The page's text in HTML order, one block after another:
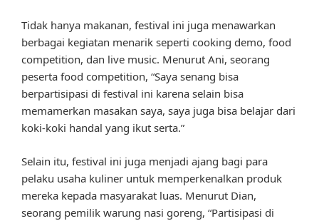
Tidak hanya makanan, festival ini juga menawarkan
berbagai kegiatan menarik seperti cooking demo, food
competition, dan live music. Menurut Ani, seorang
peserta food competition, “Saya senang bisa
berpartisipasi di festival ini karena selain bisa
memamerkan masakan saya, saya juga bisa belajar dari
koki-koki handal yang ikut serta.”
Selain itu, festival ini juga menjadi ajang bagi para
pelaku usaha kuliner untuk memperkenalkan produk
mereka kepada masyarakat luas. Menurut Dian,
seorang pemilik warung nasi goreng, “Partisipasi di